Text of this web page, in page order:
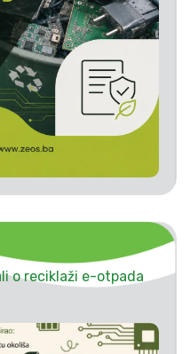
o reciklaži e-otpada